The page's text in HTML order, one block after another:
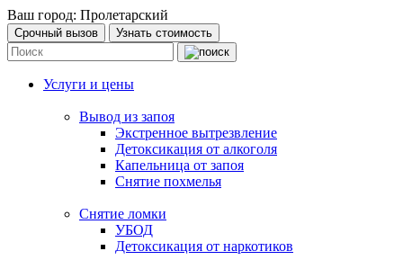
Ваш город: Пролетарский
Срочный вызов Узнать стоимость
Услуги и цены
Вывод из запоя
Экстренное вытрезвление
Детоксикация от алкоголя
Капельница от запоя
Снятие похмелья
Снятие ломки
УБОД
Детоксикация от наркотиков